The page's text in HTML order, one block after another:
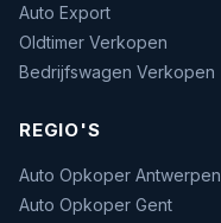
Auto Export
Oldtimer Verkopen
Bedrijfswagen Verkopen
REGIO'S
Auto Opkoper Antwerpen
Auto Opkoper Gent